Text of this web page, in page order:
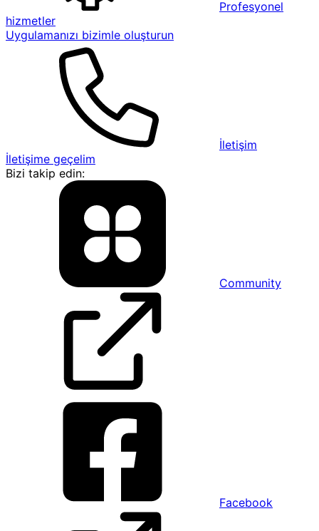
Profesyonel
hizmetler
Uygulamanızı bizimle oluşturun
İletişim
İletişime geçelim
Bizi takip edin:
Community
Facebook